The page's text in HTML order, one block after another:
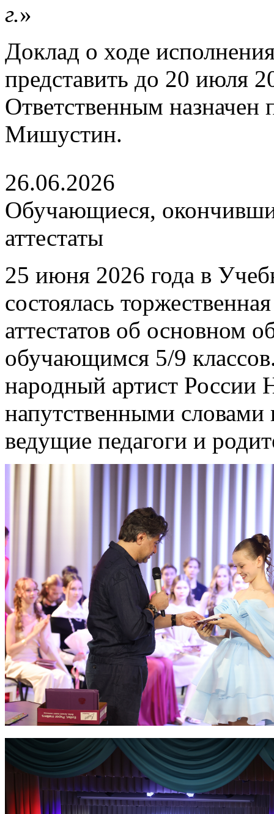
г.»
Доклад о ходе
представить до 20 июля
Ответственным
Мишустин.
26.06.2026
Обучающиеся,
аттестаты
25 июня 2026 года в
состоялась
аттестатов об основном
обучающимся 5/9
народный артист России
напутственными
ведущие педагоги и